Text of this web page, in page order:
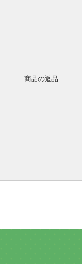
商品の返品